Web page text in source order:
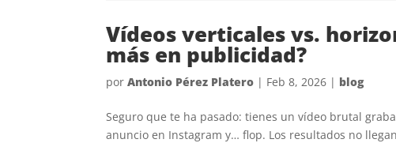
Vídeos verticales vs.
más en publicidad?
porAntonio Pérez Platero | Feb 8, 2026 | blog
Seguro que te ha pasado: tienes un vídeo brutal
anuncio en Instagram y… flop. Los resultados no